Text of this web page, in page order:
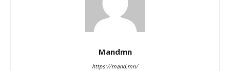
Mandmn
https://mand.mn/